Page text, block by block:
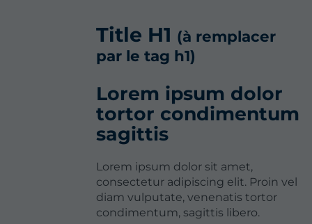
Title H1 (à remplacer
par le tag h1)
Lorem ipsum dolor
tortor condimentum
sagittis
Lorem ipsum dolor sit amet,
consectetur adipiscing elit. Proin vel
diam vulputate, venenatis tortor
condimentum, sagittis libero.